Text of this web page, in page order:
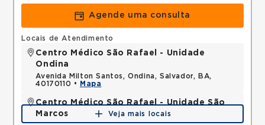
Agende uma consulta
Locais de Atendimento
Centro Médico São Rafael - Unidade
Ondina
Avenida Milton Santos, Ondina, Salvador, BA,
40170110 •
Mapa
Centro Médico São Rafael - Unidade São
Marcos
Veja mais locais